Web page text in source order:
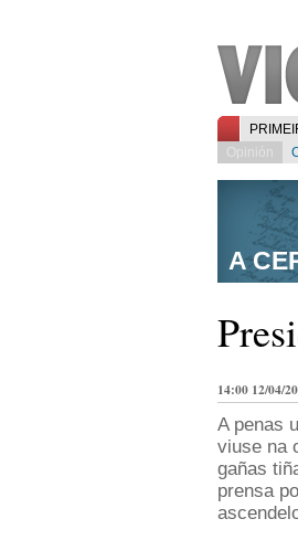
Opinión
A
14:00 12/04/
A penas
viuse na
gañas
prensa